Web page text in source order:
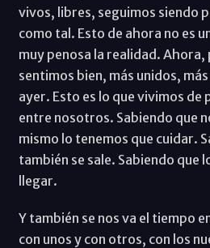
vivos, libres, seguimos siendo
como tal. Esto de ahora no es
muy penosa la realidad.
sentimos bien, más unidos,
ayer. Esto es lo que vivimos
entre nosotros. Sabiendo que
mismo lo tenemos que cuidar.
también se sale. Sabiendo que
llegar.
Y también se nos va el tiempo
con unos y con otros, con los